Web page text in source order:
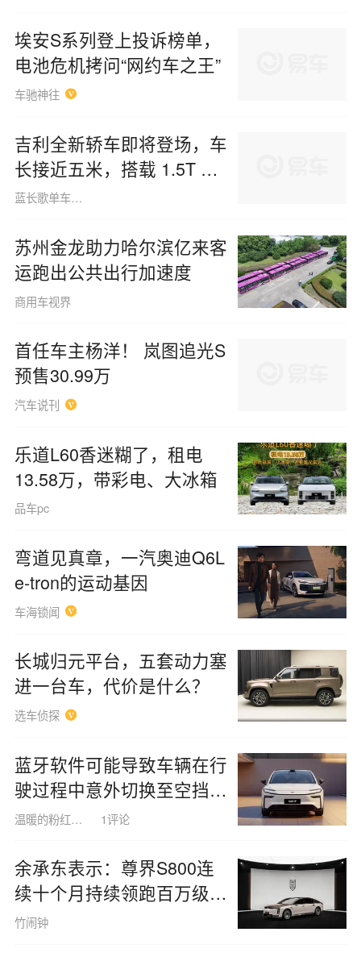
埃安S系列登上投诉榜单，
电池危机拷问“网约车之王”
车驰神往
吉利全新轿车即将登场，车
长接近五米，搭载 1.5T 与
2.0T 两种动力配置，颇具
蓝长歌单车130612
苏州金龙助力哈尔滨亿来客
运跑出公共出行加速度
商用车视界
首任车主杨洋！ 岚图追光S
预售30.99万
汽车说刊
乐道L60香迷糊了，租电
13.58万，带彩电、大冰箱
品车pc
弯道见真章，一汽奥迪Q6L
e-tron的运动基因
车海锁闻
长城归元平台，五套动力塞
进一台车，代价是什么？
选车侦探
蓝牙软件可能导致车辆在行
驶过程中意外切换至空挡状
态，广汽丰田因此对超万辆
温暖的粉红小猪1443 1评论
余承东表示：尊界S800连
续十个月持续领跑百万级豪
华车销量榜首
竹闹钟